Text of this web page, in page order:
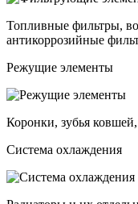
Топливные фильтры,
антикоррозийные
Режущие элементы
Коронки, зубья
Система охлаждения